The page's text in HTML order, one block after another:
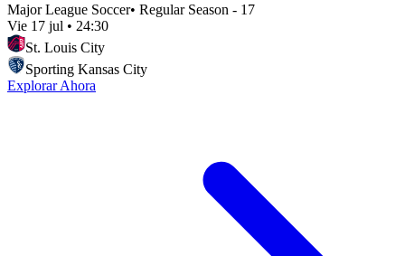
Major League Soccer• Regular Season - 17
Vie 17 jul • 24:30
St. Louis City
Sporting Kansas City
Explorar Ahora